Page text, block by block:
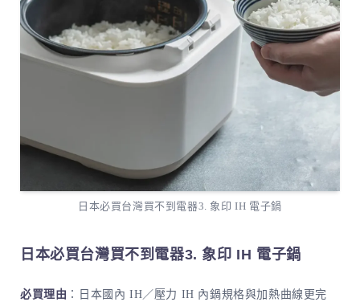
日本必買台灣買不到電器3. 象印 IH 電子鍋
日本必買台灣買不到電器3. 象印 IH 電子鍋
必買理由 ：日本國內 IH／壓力 IH 內鍋規格與加熱曲線更完